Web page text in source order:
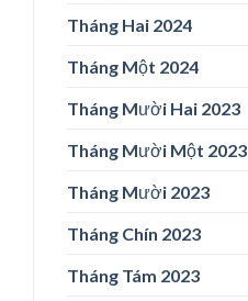
Tháng Hai 2024
Tháng Một 2024
Tháng Mười Hai 2023
Tháng Mười Một 2023
Tháng Mười 2023
Tháng Chín 2023
Tháng Tám 2023